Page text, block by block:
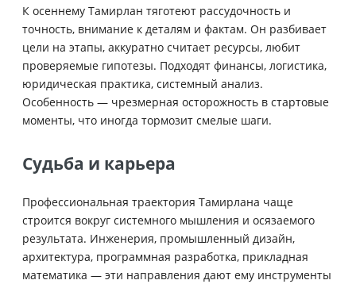
К осеннему Тамирлан тяготеют рассудочность и
точность, внимание к деталям и фактам. Он разбивает
цели на этапы, аккуратно считает ресурсы, любит
проверяемые гипотезы. Подходят финансы, логистика,
юридическая практика, системный анализ.
Особенность — чрезмерная осторожность в стартовые
моменты, что иногда тормозит смелые шаги.
Судьба и карьера
Профессиональная траектория Тамирлана чаще
строится вокруг системного мышления и осязаемого
результата. Инженерия, промышленный дизайн,
архитектура, программная разработка, прикладная
математика — эти направления дают ему инструменты